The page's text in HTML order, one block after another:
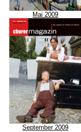
Mai 2009
September 2009